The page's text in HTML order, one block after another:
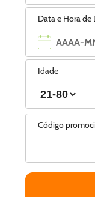
Data e Hora de
Idade
Código